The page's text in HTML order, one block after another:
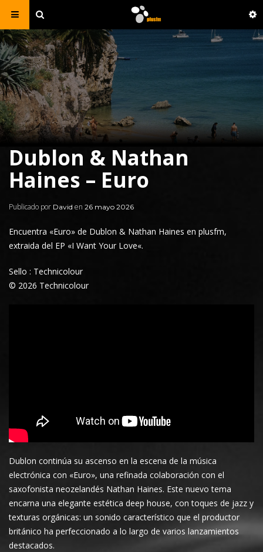
Dublon & Nathan
Haines – Euro
Publicado por David en 26 mayo 2026
Encuentra «Euro» de Dublon & Nathan Haines en plusfm,
extraida del EP «I Want Your Love«.
Sello : Technicolour
© 2026 Technicolour
Dublon continúa su ascenso en la escena de la música
electrónica con «Euro», una refinada colaboración con el
saxofonista neozelandés Nathan Haines. Este nuevo tema
encarna una elegante estética deep house, con toques de jazz y
texturas orgánicas: un sonido característico que el productor
británico ha perfeccionado a lo largo de varios lanzamientos
destacados.